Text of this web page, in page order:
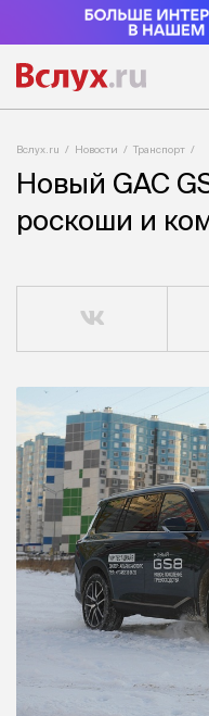
Вслух.ru Новости Транспорт
Новый GAC
роскоши и